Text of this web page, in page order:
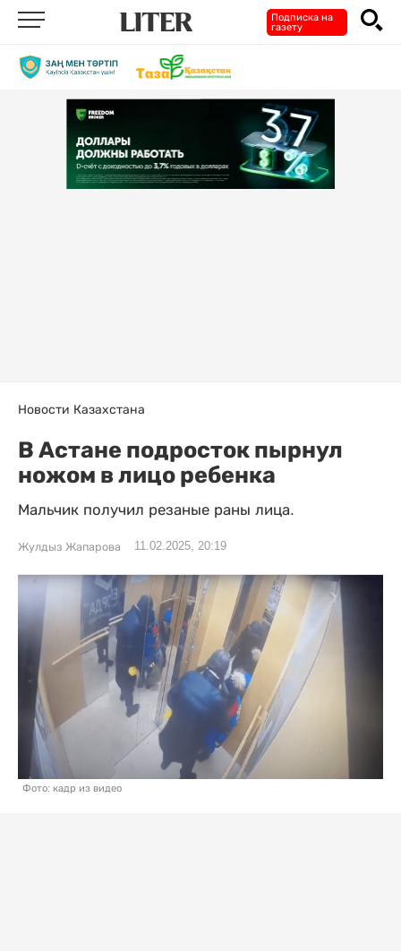
Подписка на
газету
Новости Казахстана
В Астане подросток пырнул
ножом в лицо ребенка
Мальчик получил резаные раны лица.
Жулдыз Жапарова 11.02.2025, 20:19
Фото: кадр из видео